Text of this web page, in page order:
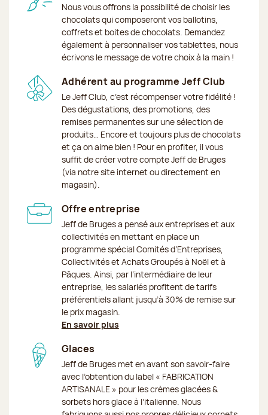
Nous vous offrons la possibilité de choisir les
chocolats qui composeront vos ballotins,
coffrets et boites de chocolats. Demandez
également à personnaliser vos tablettes, nous
écrivons le message de votre choix à la main !
Adhérent au programme Jeff Club
Le Jeff Club, c’est récompenser votre fidélité !
Des dégustations, des promotions, des
remises permanentes sur une sélection de
produits… Encore et toujours plus de chocolats
et ça on aime bien ! Pour en profiter, il vous
suffit de créer votre compte Jeff de Bruges
(via notre site internet ou directement en
magasin).
Offre entreprise
Jeff de Bruges a pensé aux entreprises et aux
collectivités en mettant en place un
programme spécial Comités d’Entreprises,
Collectivités et Achats Groupés à Noël et à
Pâques. Ainsi, par l’intermédiaire de leur
entreprise, les salariés profitent de tarifs
préférentiels allant jusqu’à 30% de remise sur
le prix magasin.
En savoir plus
Glaces
Jeff de Bruges met en avant son savoir-faire
avec l’obtention du label « FABRICATION
ARTISANALE » pour les crèmes glacées &
sorbets hors glace à l’italienne. Nous